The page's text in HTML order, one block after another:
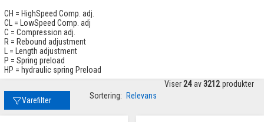
CH = HighSpeed Comp. adj.
CL = LowSpeed Comp. adj
C = Compression adj.
R = Rebound adjustment
L = Length adjustment
P = Spring preload
HP = hydraulic spring Preload
Varefilter Sortering: Relevans
Viser 24 av 3212 produkter